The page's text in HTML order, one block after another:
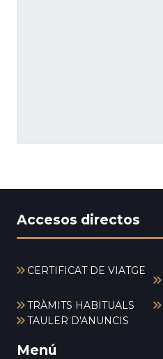
Accesos directos
CERTIFICAT DE VIATGE
TRÀMITS HABITUALS
TAULER D'ANUNCIS
Menú